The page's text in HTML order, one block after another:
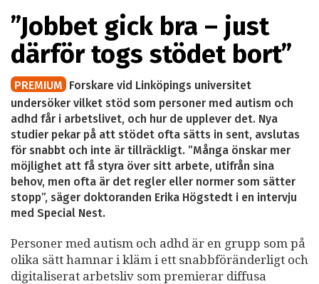
”Jobbet gick bra – just
därför togs stödet bort”
PREMIUM Forskare vid Linköpings universitet
undersöker vilket stöd som personer med autism och
adhd får i arbetslivet, och hur de upplever det. Nya
studier pekar på att stödet ofta sätts in sent, avslutas
för snabbt och inte är tillräckligt. ”Många önskar mer
möjlighet att få styra över sitt arbete, utifrån sina
behov, men ofta är det regler eller normer som sätter
stopp”, säger doktoranden Erika Högstedt i en intervju
med Special Nest.
Personer med autism och adhd är en grupp som på
olika sätt hamnar i kläm i ett snabbföränderligt och
digitaliserat arbetsliv som premierar diffusa